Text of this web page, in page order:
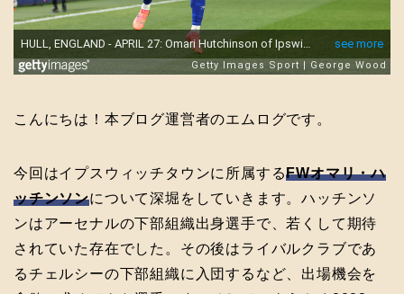
こんにちは！本ブログ運営者のエムログです。
今回はイプスウィッチタウンに所属するFWオマリ・ハ
ッチンソンについて深堀をしていきます。ハッチンソ
ンはアーセナルの下部組織出身選手で、若くして期待
されていた存在でした。その後はライバルクラブであ
るチェルシーの下部組織に入団するなど、出場機会を